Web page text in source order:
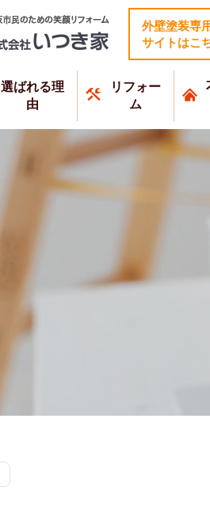
外壁塗装専
サイトはこ
選ばれる理
由
リフォー
ム